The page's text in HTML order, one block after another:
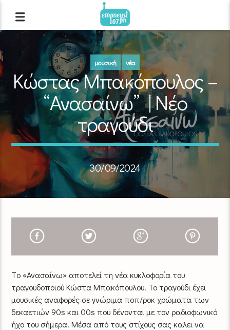
μουσική νέα
Κώστας Μπακόπουλος –
“Ανασαίνω” | Νέο
τραγούδι
30/09/2024
Tο «Ανασαίνω» αποτελεί τη νέα κυκλοφορία του
τραγουδοποιού Κώστα Μπακόπουλου. Το τραγούδι έχει
μουσικές αναφορές σε γνώριμα ποπ/ροκ χρώματα των
δεκαετιών 90s και 00s που δένονται με τον ραδιοφωνικό
ήχο του σήμερα. Μέσα από τους στίχους σας καλει να